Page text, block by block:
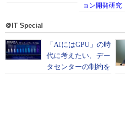
ョン開発研究
＠IT Special